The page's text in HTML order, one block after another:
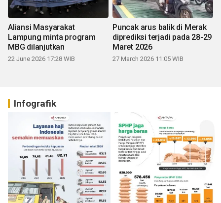
Aliansi Masyarakat
Lampung minta program
MBG dilanjutkan
22 June 2026 17:28 WIB
Puncak arus balik di Merak
diprediksi terjadi pada 28-29
Maret 2026
27 March 2026 11:05 WIB
Infografik